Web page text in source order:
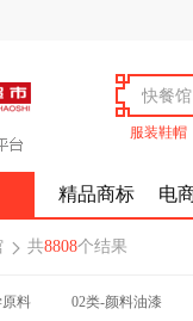
服装鞋帽
精品商标 电
 共8808个结果
原料 02类-颜料油漆